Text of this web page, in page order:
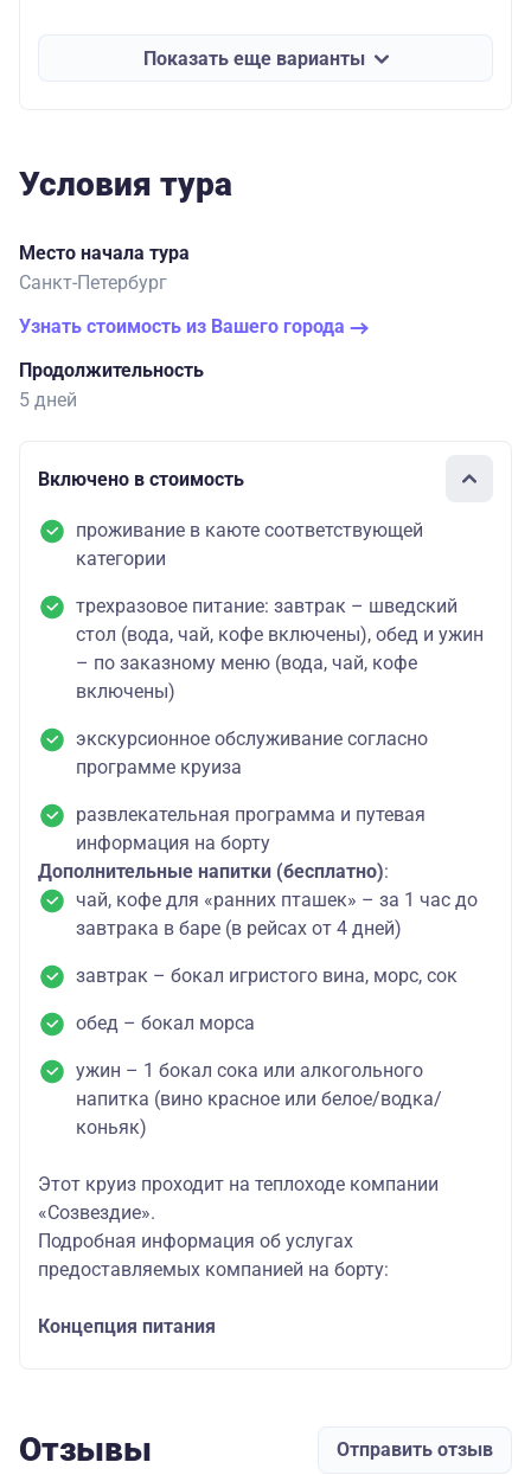
Показать еще варианты
Условия тура
Место начала тура
Санкт-Петербург
Узнать стоимость из Вашего города
Продолжительность
5 дней
Включено в стоимость
проживание в каюте соответствующей
категории
трехразовое питание: завтрак – шведский
стол (вода, чай, кофе включены), обед и ужин
– по заказному меню (вода, чай, кофе
включены)
экскурсионное обслуживание согласно
программе круиза
развлекательная программа и путевая
информация на борту
Дополнительные напитки (бесплатно):
чай, кофе для «ранних пташек» – за 1 час до
завтрака в баре (в рейсах от 4 дней)
завтрак – бокал игристого вина, морс, сок
обед – бокал морса
ужин – 1 бокал сока или алкогольного
напитка (вино красное или белое/водка/
коньяк)
Этот круиз проходит на теплоходе компании
«Созвездие».
Подробная информация об услугах
предоставляемых компанией на борту:
Концепция питания
Отзывы Отправить отзыв